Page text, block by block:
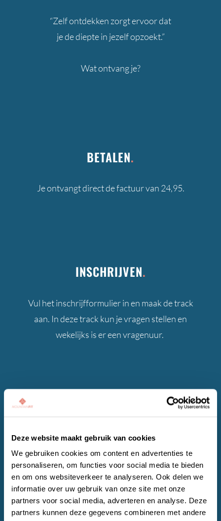
Deze website maakt gebruik van cookies
We gebruiken cookies om content en advertenties te
personaliseren, om functies voor social media te bieden
en om ons websiteverkeer te analyseren. Ook delen we
informatie over uw gebruik van onze site met onze
partners voor social media, adverteren en analyse. Deze
partners kunnen deze gegevens combineren met andere
“Zelf ontdekken zorgt ervoor dat
je de diepte in jezelf opzoekt.”
Wat ontvang je?
BETALEN.
Je ontvangt direct de factuur van 24,95.
INSCHRIJVEN.
Vul het inschrijfformulier in en maak de track
aan. In deze track kun je vragen stellen en
wekelijks is er een vragenuur.
Je kunt aan de slag met de inhoud wanneer het
jou uitkomt.